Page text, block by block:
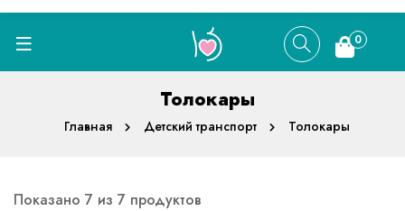
0
Толокары
Главная Детский транспорт Толокары
Показано 7 из 7 продуктов